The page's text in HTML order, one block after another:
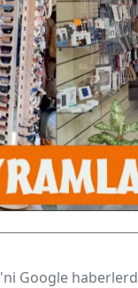
'ni Google